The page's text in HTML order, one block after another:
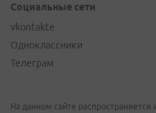
Социальные сети
vkontakte
Одноклассники
Телеграм
На данном сайте